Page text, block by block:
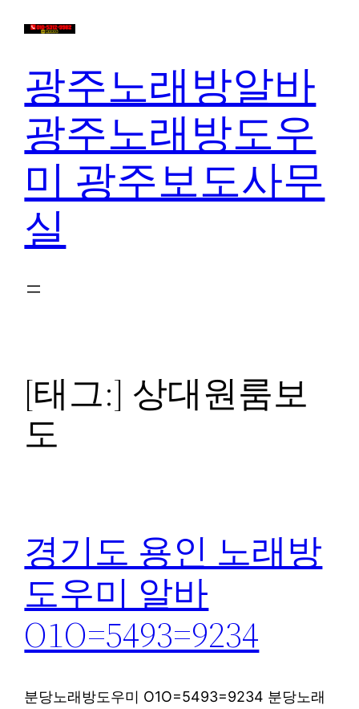
광주노래방알바
광주노래방도우
미 광주보도사무
실
[태그:] 상대원룸보
도
경기도 용인 노래방
도우미 알바
O1O=5493=9234
분당노래방도우미 O1O=5493=9234 분당노래